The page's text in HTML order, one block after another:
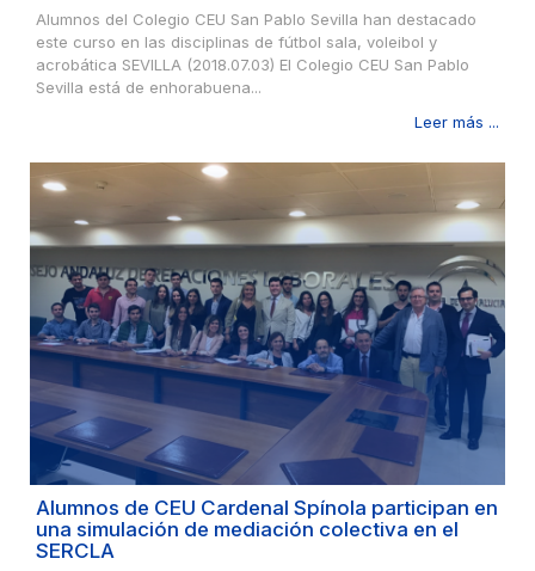
Alumnos del Colegio CEU San Pablo Sevilla han destacado
este curso en las disciplinas de fútbol sala, voleibol y
acrobática SEVILLA (2018.07.03) El Colegio CEU San Pablo
Sevilla está de enhorabuena...
Leer más ...
Alumnos de CEU Cardenal Spínola participan en
una simulación de mediación colectiva en el
SERCLA